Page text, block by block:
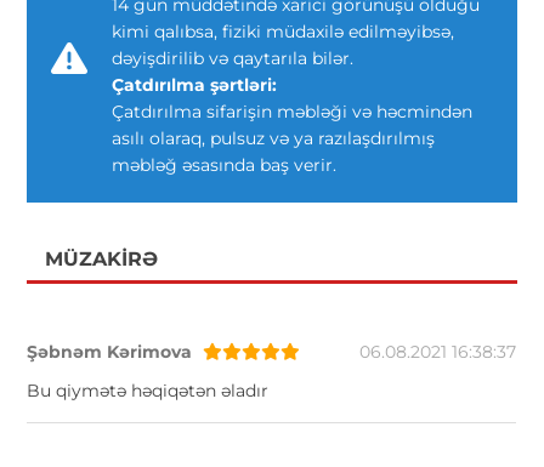
14 gün müddətində xarici görünüşü olduğu
kimi qalıbsa, fiziki müdaxilə edilməyibsə,
dəyişdirilib və qaytarıla bilər.
Çatdırılma şərtləri:
Çatdırılma sifarişin məbləği və həcmindən
asılı olaraq, pulsuz və ya razılaşdırılmış
məbləğ əsasında baş verir.
MÜZAKIRƏ
Şəbnəm Kərimova
06.08.2021 16:38:37
Bu qiymətə həqiqətən əladır